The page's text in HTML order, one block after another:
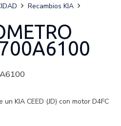
Recambios KIA
un KIA CEED (JD) con motor D4FC